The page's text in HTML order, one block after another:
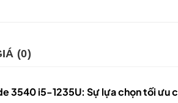
(0)
3540 i5-1235U: Sự lựa chọn tối ưu